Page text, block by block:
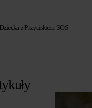
z Przyciskiem SOS